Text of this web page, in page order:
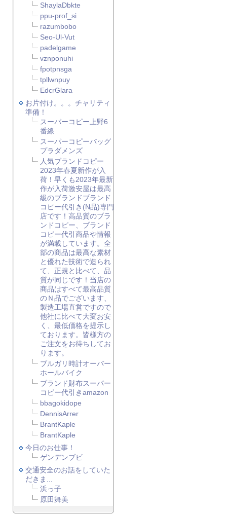
ShaylaDbkte
ppu-prof_si
razumbobo
Seo-Ul-Vut
padelgame
vznponuhi
fpotpnsga
tpllwnpuy
EdcrGlara
お片付け。。。チャリティ
準備！
スーパーコピー上野6
番線
スーパーコピーバッグ
プラダメンズ
人気ブランドコピー
2023年春夏新作が入
荷！早くも2023年最新
作が入荷激安屋は最高
級のブランドブランド
コピー代引き(N品)専門
店です！高品質のブラ
ンドコピー、ブランド
コピー代引商品や情報
が満載しています。全
部の商品は最高な素材
と優れた技術で造られ
て、正規と比べて、品
質が同じです！当店の
商品はすべて最高品質
のＮ品でございます、
製造工場直営ですので
他社に比べて大変お安
く、最低価格を提示し
ております。皆様方の
ご注文をお待ちしてお
ります。
ブルガリ時計オーバー
ホールバイク
ブランド財布スーパー
コピー代引きamazon
bbagokidope
DennisArrer
BrantKaple
BrantKaple
今日のお仕事！
ゲンデンブビ
交通安全のお話をしていた
だきま...
浜っ子
原田舞美